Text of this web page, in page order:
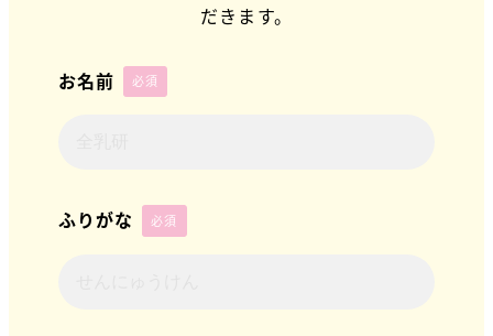
だきます。
お名前 必須
ふりがな 必須